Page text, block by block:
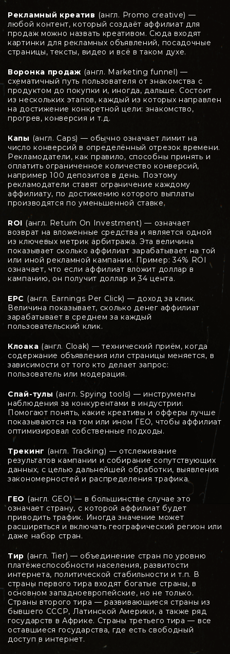
Рекламный креатив (англ. Promo creative) —
любой контент, который создаёт аффилиат для
продаж можно назвать креативом. Сюда входят
картинки для рекламных объявлений, посадочные
страницы, тексты, видео и всё в таком духе.
Воронка продаж (англ. Marketing funnel) —
схематичный путь пользователя от знакомства с
продуктом до покупки и, иногда, дальше. Состоит
из нескольких этапов, каждый из которых направлен
на достижение конкретной цели: знакомство,
прогрев, конверсия и т.д.
Капы (англ. Caps) — обычно означает лимит на
число конверсий в определённый отрезок времени.
Рекламодатели, как правило, способны принять и
оплатить ограниченное количество конверсий,
например 100 депозитов в день. Поэтому
рекламодатели ставят ограничение каждому
аффилиату, по достижению которого выплаты
производятся по уменьшенной ставке.
ROI (англ. Return On Investment) — означает
возврат на вложенные средства и является одной
из ключевых метрик арбитража. Эта величина
показывает сколько аффилиат зарабатывает на той
или иной рекламной кампании. Пример: 34% ROI
означает, что если аффилиат вложит доллар в
кампанию, он получит доллар и 34 цента.
EPC (англ. Earnings Per Click) — доход за клик.
Величина показывает, сколько денег аффилиат
зарабатывает в среднем за каждый
пользовательский клик.
Клоака (англ. Cloak) — технический приём, когда
содержание объявления или страницы меняется, в
зависимости от того кто делает запрос:
пользователь или модерация.
Спай-тулы (англ. Spying tools) — инструменты
наблюдения за конкурентами в индустрии.
Помогают понять, какие креативы и офферы лучше
показываются на том или ином ГЕО, чтобы аффилиат
оптимизировал собственные подходы.
Трекинг (англ. Tracking) — отслеживание
результатов кампании и собирание сопутствующих
данных, с целью дальнейшей обработки, выявления
закономерностей и распределения трафика.
ГЕО (англ. GEO) — в большинстве случае это
означает страну, с которой аффилиат будет
приводить трафик. Иногда значение может
расширяться и включать географический регион или
даже набор стран.
Тир (англ. Tier) — объединение стран по уровню
платёжеспособности населения, развитости
интернета, политической стабильности и т.п. В
страны первого тира входят богатые страны, в
основном западноевропейские, но не только.
Страны второго тира — развивающиеся страны из
бывшего СССР, Латинской Америки, а также ряд
государств в Африке. Страны третьего тира — все
оставшиеся государства, где есть свободный
доступ в интернет.